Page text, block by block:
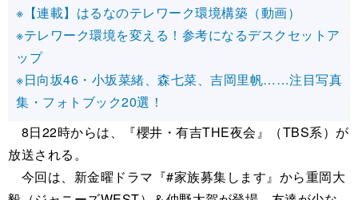
※【連載】はるなのテレワーク環境構築（動画）
※テレワーク環境を変える！参考になるデスクセットア
ップ
※日向坂46・小坂菜緒、森七菜、吉岡里帆……注目写真
集・フォトブック20選！
8日22時からは、『櫻井・有吉THE夜会』（TBS系）が
放送される。
今回は、新金曜ドラマ『#家族募集します』から重岡大